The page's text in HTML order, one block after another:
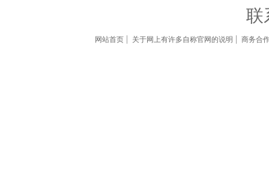
联
网站首页 关于网上有许多自称官网的说明 商务合